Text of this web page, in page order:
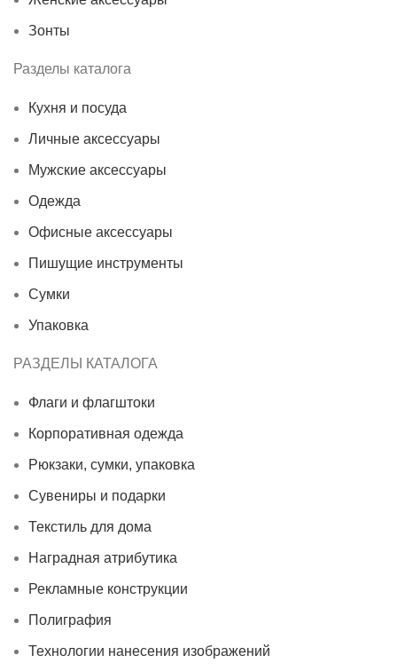
Зонты
Разделы каталога
Кухня и посуда
Личные аксессуары
Мужские аксессуары
Одежда
Офисные аксессуары
Пишущие инструменты
Сумки
Упаковка
РАЗДЕЛЫ КАТАЛОГА
Флаги и флагштоки
Корпоративная одежда
Рюкзаки, сумки, упаковка
Сувениры и подарки
Текстиль для дома
Наградная атрибутика
Рекламные конструкции
Полиграфия
Технологии нанесения изображений